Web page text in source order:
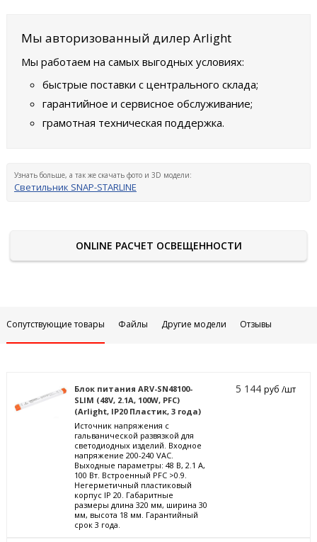
Мы авторизованный дилер Arlight
Мы работаем на самых выгодных условиях:
быстрые поставки с центрального склада;
гарантийное и сервисное обслуживание;
грамотная техническая поддержка.
Узнать больше, а так же скачать фото и 3D модели:
Светильник SNAP-STARLINE
ONLINE РАСЧЕТ ОСВЕЩЕННОСТИ
Сопутствующие товары Файлы Другие модели Отзывы
Блок питания ARV-SN48100-
SLIM (48V, 2.1A, 100W, PFC)
(Arlight, IP20 Пластик, 3 года)
Источник напряжения с
гальванической развязкой для
светодиодных изделий. Входное
напряжение 200-240 VAC.
Выходные параметры: 48 В, 2.1 А,
100 Вт. Встроенный PFC >0.9.
Негерметичный пластиковый
корпус IP 20. Габаритные
размеры длина 320 мм, ширина 30
мм, высота 18 мм. Гарантийный
срок 3 года.
5 144руб /шт